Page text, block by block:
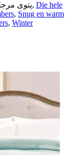
Hot Tags: پتوی مرجانی دوتایی، پتوی مرجانی دوتایی چین, Die hele
, Snug en warm
, Winter